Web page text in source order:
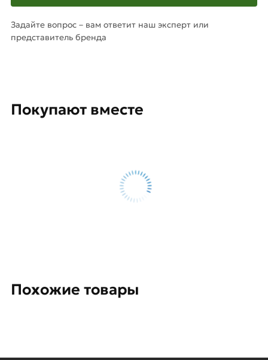
Задайте вопрос – вам ответит наш эксперт или
представитель бренда
Покупают вместе
Похожие товары